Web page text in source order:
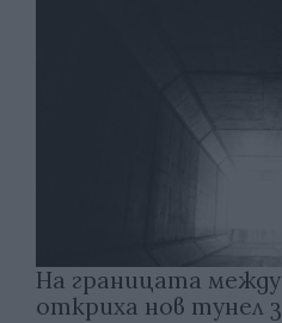
На границата
откриха нов тунел